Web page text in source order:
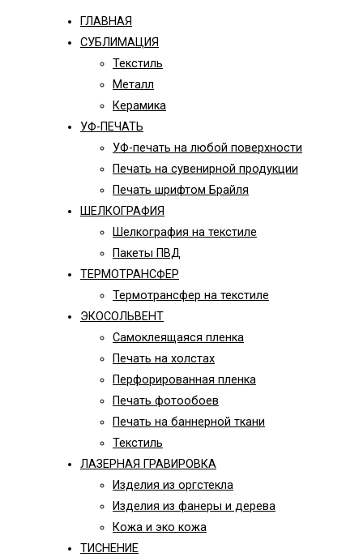
ГЛАВНАЯ
СУБЛИМАЦИЯ
Текстиль
Металл
Керамика
УФ-ПЕЧАТЬ
УФ-печать на любой поверхности
Печать на сувенирной продукции
Печать шрифтом Брайля
ШЕЛКОГРАФИЯ
Шелкография на текстиле
Пакеты ПВД
ТЕРМОТРАНСФЕР
Термотрансфер на текстиле
ЭКОСОЛЬВЕНТ
Самоклеящаяся пленка
Печать на холстах
Перфорированная пленка
Печать фотообоев
Печать на баннерной ткани
Текстиль
ЛАЗЕРНАЯ ГРАВИРОВКА
Изделия из оргстекла
Изделия из фанеры и дерева
Кожа и эко кожа
ТИСНЕНИЕ